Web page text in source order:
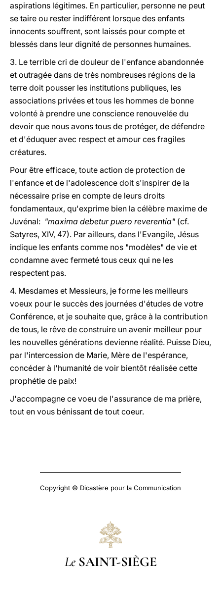
aspirations légitimes. En particulier, personne ne peut
se taire ou rester indifférent lorsque des enfants
innocents souffrent, sont laissés pour compte et
blessés dans leur dignité de personnes humaines.
3. Le terrible cri de douleur de l'enfance abandonnée
et outragée dans de très nombreuses régions de la
terre doit pousser les institutions publiques, les
associations privées et tous les hommes de bonne
volonté à prendre une conscience renouvelée du
devoir que nous avons tous de protéger, de défendre
et d'éduquer avec respect et amour ces fragiles
créatures.
Pour être efficace, toute action de protection de
l'enfance et de l'adolescence doit s'inspirer de la
nécessaire prise en compte de leurs droits
fondamentaux, qu'exprime bien la célèbre maxime de
Juvénal: "maxima debetur puero reverentia" (cf.
Satyres, XIV, 47). Par ailleurs, dans l'Evangile, Jésus
indique les enfants comme nos "modèles" de vie et
condamne avec fermeté tous ceux qui ne les
respectent pas.
4. Mesdames et Messieurs, je forme les meilleurs
voeux pour le succès des journées d'études de votre
Conférence, et je souhaite que, grâce à la contribution
de tous, le rêve de construire un avenir meilleur pour
les nouvelles générations devienne réalité. Puisse Dieu,
par l'intercession de Marie, Mère de l'espérance,
concéder à l'humanité de voir bientôt réalisée cette
prophétie de paix!
J'accompagne ce voeu de l'assurance de ma prière,
tout en vous bénissant de tout coeur.
Copyright © Dicastère pour la Communication
Le SAINT-SIÈGE